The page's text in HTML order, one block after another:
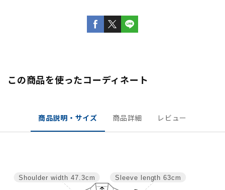
この商品を使ったコーディネート
商品説明・サイズ 商品詳細 レビュー
Sleeve length 63cm
Shoulder width 47.3cm